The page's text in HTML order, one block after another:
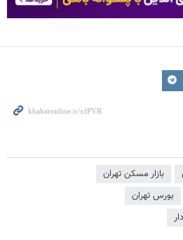
بازار مسکن تهران
بورس تهران